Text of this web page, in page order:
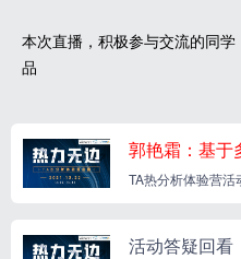
本次直播，积极参与交流的同
品
郭艳霜：基于
TA热分析体验营活
活动答疑回看